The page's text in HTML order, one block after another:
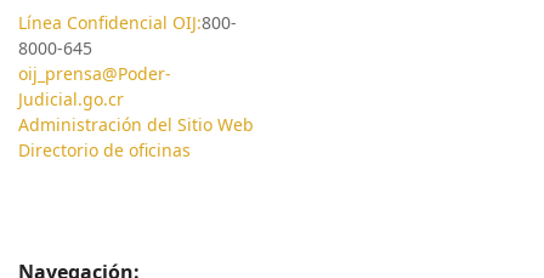
Línea Confidencial OIJ:800-
8000-645
oij_prensa@Poder-
Judicial.go.cr
Administración del Sitio Web
Directorio de oficinas
Navegación: